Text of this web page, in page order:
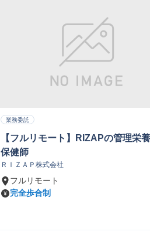
業務委託
【フルリモート】RIZAPの管理栄養
保健師
ＲＩＺＡＰ株式会社
フルリモート
完全歩合制